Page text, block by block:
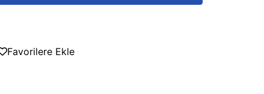
Favorilere Ekle